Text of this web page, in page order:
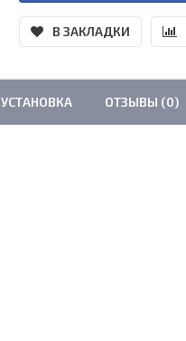
В ЗАКЛАДКИ
УСТАНОВКА ОТЗЫВЫ (0)